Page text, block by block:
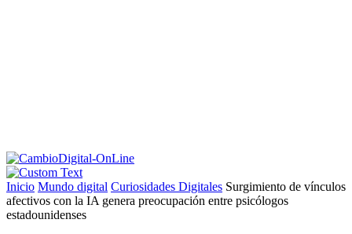
Inicio Mundo digital Curiosidades Digitales Surgimiento de vínculos
afectivos con la IA genera preocupación entre psicólogos
estadounidenses